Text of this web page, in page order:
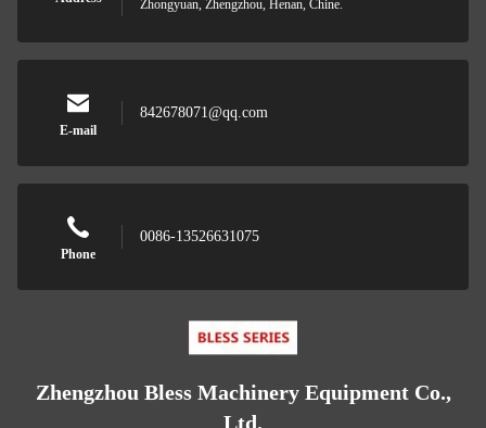
Zhongyuan, Zhengzhou, Henan, Chine.
E-mail
842678071@qq.com
Phone
0086-13526631075
Zhengzhou Bless Machinery Equipment Co.,
Ltd.